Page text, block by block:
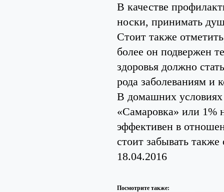
В качестве
носки, принимать
Стоит также
более он подвержен
здоровья должно
рода заболеваниям и
В домашних условиях
«Самаровка» или 1%
эффективен в
стоит забывать
18.04.2016
Посмотрите также: